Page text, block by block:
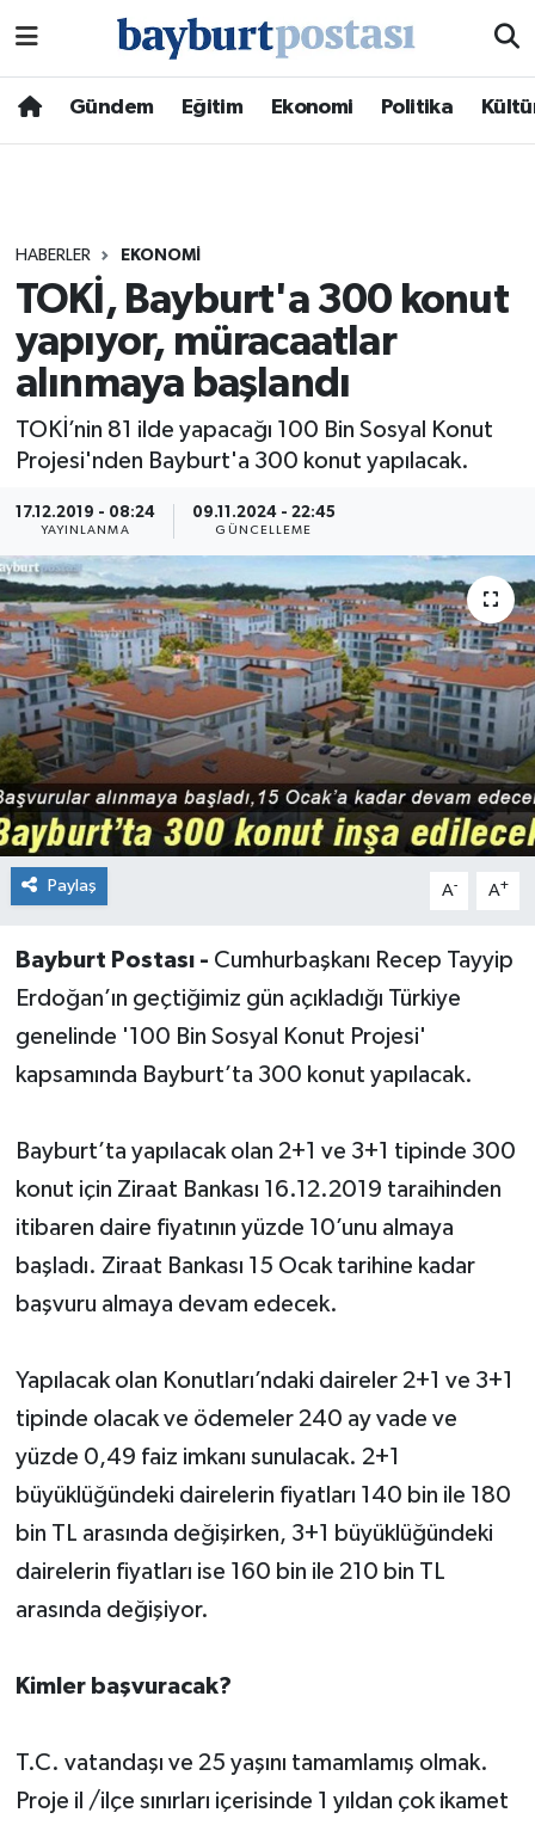
Gündem Eğitim Ekonomi Politika
HABERLER EKONOMI
TOKİ, Bayburt'a 300 konut
yapıyor, müracaatlar
alınmaya başlandı
TOKİ’nin 81 ilde yapacağı 100 Bin Sosyal Konut
Projesi'nden Bayburt'a 300 konut yapılacak.
17.12.2019 - 08:24
YAYINLANMA
09.11.2024 - 22:45
GÜNCELLEME
Paylaş A- A+
Bayburt Postası - Cumhurbaşkanı Recep Tayyip
Erdoğan’ın geçtiğimiz gün açıkladığı Türkiye
genelinde '100 Bin Sosyal Konut Projesi'
kapsamında Bayburt’ta 300 konut yapılacak.
Bayburt’ta yapılacak olan 2+1 ve 3+1 tipinde 300
konut için Ziraat Bankası 16.12.2019 taraihinden
itibaren daire fiyatının yüzde 10’unu almaya
başladı. Ziraat Bankası 15 Ocak tarihine kadar
başvuru almaya devam edecek.
Yapılacak olan Konutları’ndaki daireler 2+1 ve 3+1
tipinde olacak ve ödemeler 240 ay vade ve
yüzde 0,49 faiz imkanı sunulacak. 2+1
büyüklüğündeki dairelerin fiyatları 140 bin ile 180
bin TL arasında değişirken, 3+1 büyüklüğündeki
dairelerin fiyatları ise 160 bin ile 210 bin TL
arasında değişiyor.
Kimler başvuracak?
T.C. vatandaşı ve 25 yaşını tamamlamış olmak.
Proje il /ilçe sınırları içerisinde 1 yıldan çok ikamet
Hava Durumu
Trafik Durumu
Süper Lig Puan Durumu ve Fikstür
Tüm Manşetler
Son Dakika Haberleri
Haber Arşivi